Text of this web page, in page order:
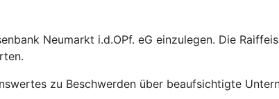
Neumarkt i.d.OPf. eG einzulegen. Die
zu Beschwerden über beaufsichtigte